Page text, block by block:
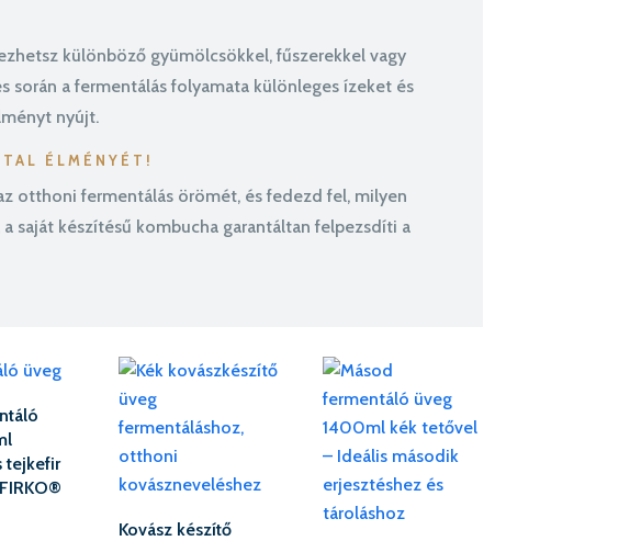
különböző gyümölcsökkel, fűszerekkel vagy
a fermentálás folyamata különleges ízeket és
nyújt.
ÉLMÉNYÉT!
otthoni fermentálás örömét, és fedezd fel, milyen
saját készítésű kombucha garantáltan felpezsdíti a
tejkefir
Kovász készítő